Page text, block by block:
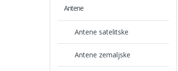
Antene
Antene satelitske
Antene zemaljske